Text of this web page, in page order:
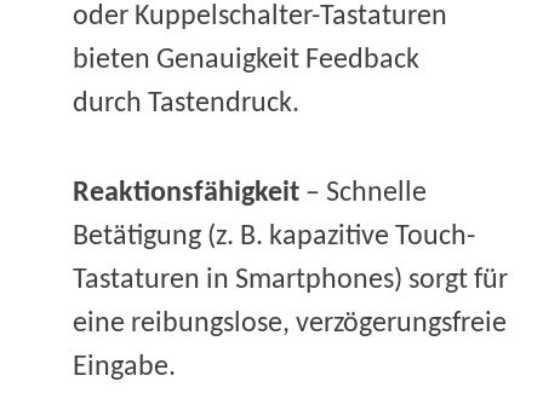
oder Kuppelschalter-Tastaturen
bieten Genauigkeit Feedback
durch Tastendruck.
Reaktionsfähigkeit – Schnelle
Betätigung (z. B. kapazitive Touch-
Tastaturen in Smartphones) sorgt für
eine reibungslose, verzögerungsfreie
Eingabe.